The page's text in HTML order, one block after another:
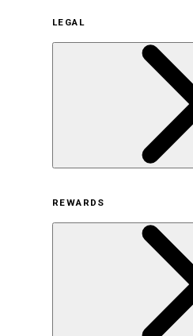
サステナビリティ
サステナビリティの
ヒス
採用
LEGAL
オンライン
プライバ
特定商取引
古物営業法
REWARDS